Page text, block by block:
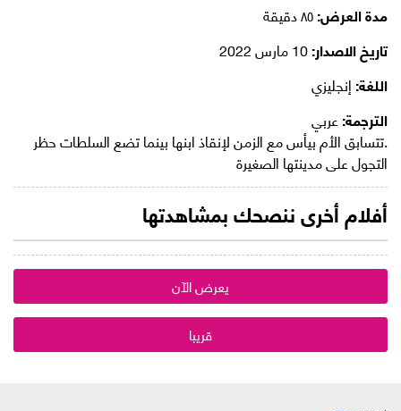
مدة العرض:
تاريخ الاصدار:
اللغة:إنجليزي
الترجمة:عربي
.تتسابق الأم بيأس مع الزمن لإنقاذ ابنها بينما تضع السلطات حظر
التجول على مدينتها الصغيرة
أفلام أخرى ننصحك بمشاهدتها
يعرض الآن
قريبا